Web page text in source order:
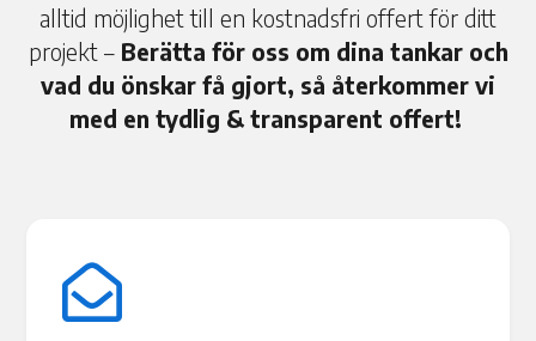
alltid möjlighet till en kostnadsfri offert för ditt
projekt – Berätta för oss om dina tankar och
vad du önskar få gjort, så återkommer vi
med en tydlig & transparent offert!
